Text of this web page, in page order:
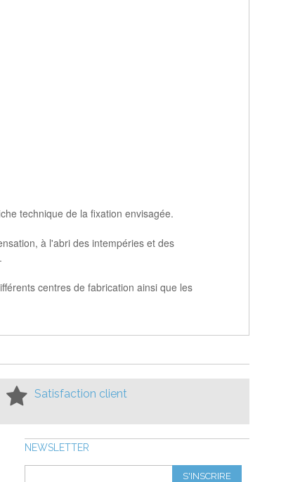
technique de la fixation envisagée.
à l'abri des intempéries et des
centres de fabrication ainsi que les
Satisfaction client
NEWSLETTER
S'INSCRIRE